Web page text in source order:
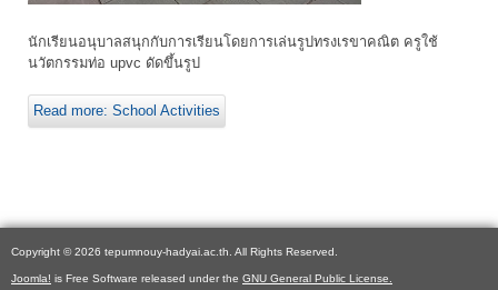
นักเรียนอนุบาลสนุกกับการเรียนโดยการเล่นรูปทรงเรขาคณิต ครูใช้
นวัตกรรมท่อ upvc ดัดขึ้นรูป
Read more: School Activities
Copyright © 2026 tepumnouy-hadyai.ac.th. All Rights Reserved.
Joomla! is Free Software released under the GNU General Public License.